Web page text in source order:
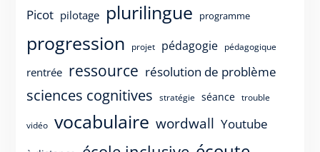
Picot pilotage plurilingue programme
progression projet pédagogie pédagogique
rentrée ressource résolution de problème
sciences cognitives stratégie séance trouble
vidéo vocabulaire wordwall Youtube